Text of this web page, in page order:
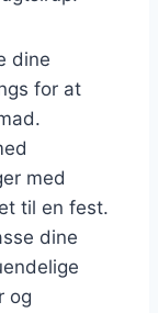
dine
for at
med
til en fest.
dine
og